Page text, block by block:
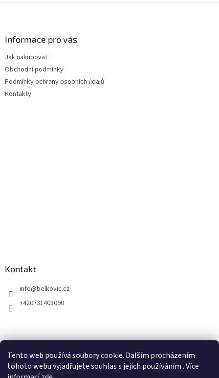
Tento web používá soubory cookie. Dalším procházením
tohoto webu vyjadřujete souhlas s jejich používáním.. Více
Informace pro vás
Jak nakupovat
Obchodní podmínky
Podmínky ochrany osobních údajů
Kontakty
Kontakt
info@belkovic.cz
+420731403090